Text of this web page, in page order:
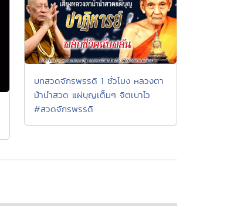
บทสวดจักรพรรดิ 1 ชั่วโมง หลวงตา
ม้านำสวด แผ่บุญเต็มๆ จิตเบาไว
#สวดจักรพรรดิ